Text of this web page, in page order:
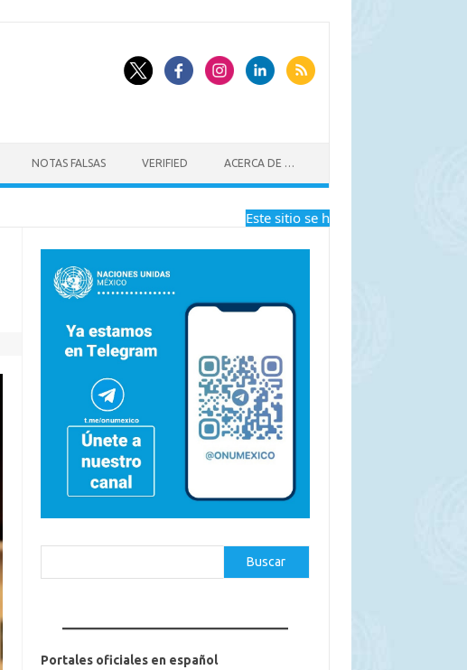
NOTAS FALSAS VERIFIED ACERCA DE …
Este sitio se ha dejado de actualizar
Buscar
Portales oficiales en español